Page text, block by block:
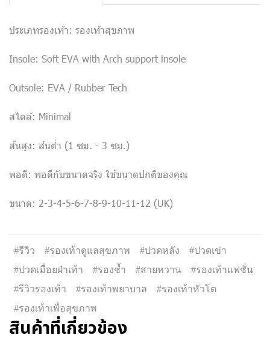
ประเภทรองเท้า: รองเท้าสุขภาพ
Insole: Soft EVA with Arch support insole
Outsole: EVA / Rubber Tech
สไตล์: Minimal
ส้นสูง: ส้นต่ำ (1 ซม. - 3 ซม.)
พอดี: พอดีกับขนาดจริง ใช้ขนาดปกติของคุณ
ขนาด: 2-3-4-5-6-7-8-9-10-11-12 (UK)
#รีวิว #รองเท้าดูแลสุขภาพ #ปวดหลัง
#ปวดเข่า
#ปวดเมื่อยฝ่าเท้า
#รองช้ำ #สายหวาน
#รองเท้าแฟชั่น
#รีวิวรองเท้า
#รองเท้าพยาบาล
#รองเท้าหัวโต
#รองเท้าเพื่อสุขภาพ
สินค้าที่เกี่ยวข้อง